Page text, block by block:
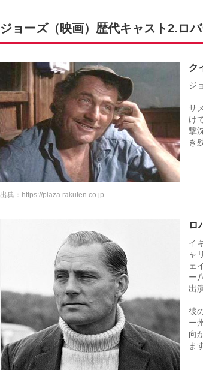
ジョーズ（映画）歴代キャスト2.ロ
ク
ジ
サ
け
撃
き
出典： https://plaza.rakuten.co.jp
ロ
イ
ャ
ェ
ー
出
彼
ー
向
ま